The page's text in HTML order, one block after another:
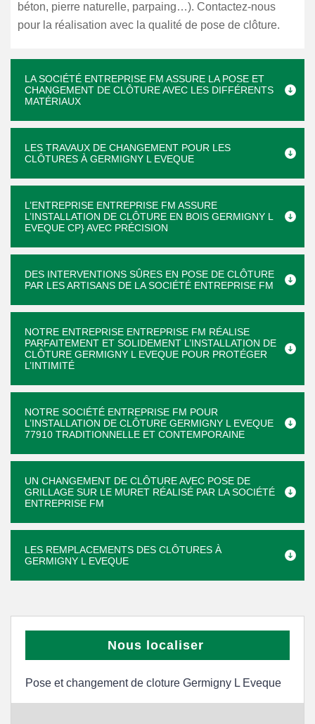
béton, pierre naturelle, parpaing…). Contactez-nous
pour la réalisation avec la qualité de pose de clôture.
LA SOCIÉTÉ ENTREPRISE FM ASSURE LA POSE ET
CHANGEMENT DE CLÔTURE AVEC LES DIFFÉRENTS
MATÉRIAUX
LES TRAVAUX DE CHANGEMENT POUR LES
CLÔTURES À GERMIGNY L EVEQUE
L’ENTREPRISE ENTREPRISE FM ASSURE
L’INSTALLATION DE CLÔTURE EN BOIS GERMIGNY L
EVEQUE CP} AVEC PRÉCISION
DES INTERVENTIONS SÛRES EN POSE DE CLÔTURE
PAR LES ARTISANS DE LA SOCIÉTÉ ENTREPRISE FM
NOTRE ENTREPRISE ENTREPRISE FM RÉALISE
PARFAITEMENT ET SOLIDEMENT L’INSTALLATION DE
CLÔTURE GERMIGNY L EVEQUE POUR PROTÉGER
L’INTIMITÉ
NOTRE SOCIÉTÉ ENTREPRISE FM POUR
L’INSTALLATION DE CLÔTURE GERMIGNY L EVEQUE
77910 TRADITIONNELLE ET CONTEMPORAINE
UN CHANGEMENT DE CLÔTURE AVEC POSE DE
GRILLAGE SUR LE MURET RÉALISÉ PAR LA SOCIÉTÉ
ENTREPRISE FM
LES REMPLACEMENTS DES CLÔTURES À
GERMIGNY L EVEQUE
Nous localiser
Pose et changement de cloture Germigny L Eveque